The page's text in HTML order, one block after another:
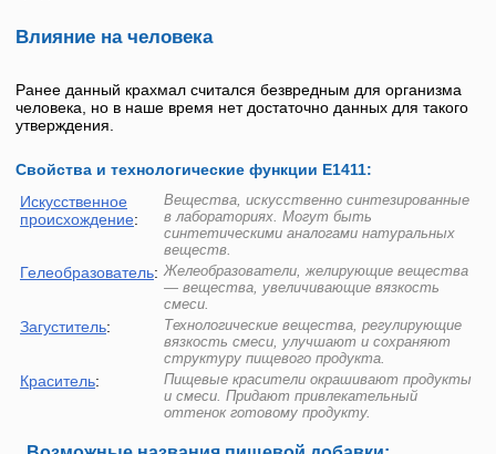
Влияние на человека
Ранее данный крахмал считался безвредным для организма
человека, но в наше время нет достаточно данных для такого
утверждения.
Свойства и технологические функции Е1411:
Искусственное
происхождение:
Вещества, искусственно синтезированные
в лабораториях. Могут быть
синтетическими аналогами натуральных
веществ.
Гелеобразователь: Желеобразователи, желирующие вещества
— вещества, увеличивающие вязкость
смеси.
Загуститель:
Технологические вещества, регулирующие
вязкость смеси, улучшают и сохраняют
структуру пищевого продукта.
Краситель:
Пищевые красители окрашивают продукты
и смеси. Придают привлекательный
оттенок готовому продукту.